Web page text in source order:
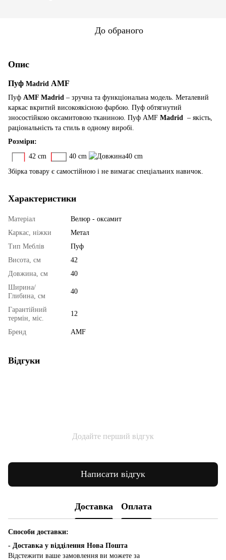
До обраного
Опис
Пуф Madrid AMF
Пуф AMF Madrid – зручна та функціональна модель. Металевий
каркас вкритий високоякісною фарбою. Пуф обтягнутий
зносостійкою оксамитовою тканиною. Пуф AMF Madrid – якість,
раціональність та стиль в одному виробі.
Розміри:
42 cm
40 cm 40 cm
Збірка товару є самостійною і не вимагає спеціальних навичок.
Характеристики
Матеріал
Велюр - оксамит
Каркас, ніжки
Метал
Тип Меблів
Пуф
Висота, см
42
Довжина, см
40
Ширина/
Глибина, см
40
Гарантійний
термін, міс.
12
Бренд AMF
Відгуки
Додайте перший відгук
Написати відгук
Доставка Оплата
Способи доставки:
- Доставка у відділення Нова Пошта
Відстежити ваше замовлення ви можете за